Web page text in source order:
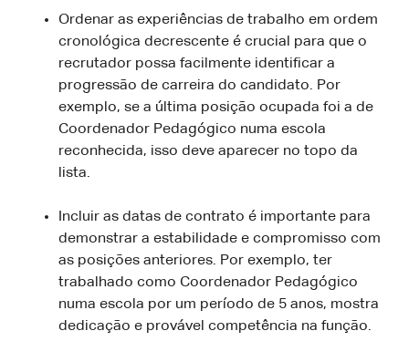
Ordenar as experiências de trabalho em ordem
cronológica decrescente é crucial para que o
recrutador possa facilmente identificar a
progressão de carreira do candidato. Por
exemplo, se a última posição ocupada foi a de
Coordenador Pedagógico numa escola
reconhecida, isso deve aparecer no topo da
lista.
Incluir as datas de contrato é importante para
demonstrar a estabilidade e compromisso com
as posições anteriores. Por exemplo, ter
trabalhado como Coordenador Pedagógico
numa escola por um período de 5 anos, mostra
dedicação e provável competência na função.